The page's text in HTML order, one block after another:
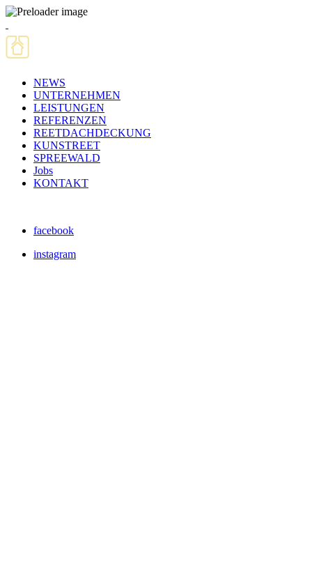
NEWS
UNTERNEHMEN
LEISTUNGEN
REFERENZEN
REETDACHDECKUNG
KUNSTREET
SPREEWALD
Jobs
KONTAKT
facebook
instagram